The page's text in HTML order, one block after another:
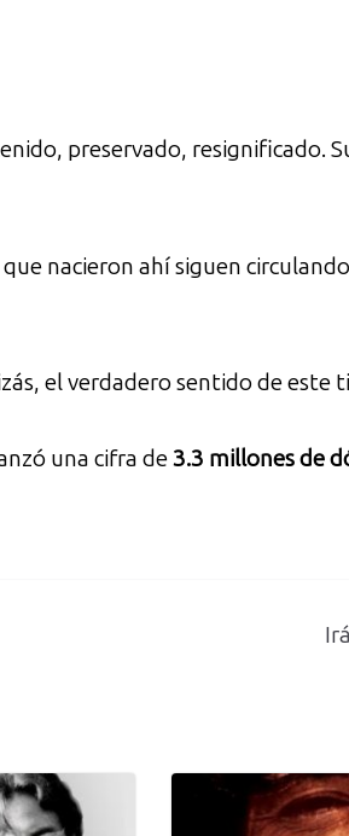
preservado, resignificado.
nacieron ahí siguen
el verdadero sentido de este
una cifra de3.3 millones de